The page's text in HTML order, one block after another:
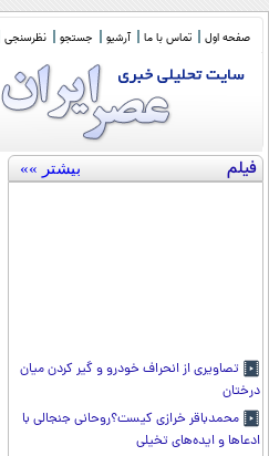
صفحه اول تماس با ما آرشیو جستجو نظرسنجی
فیلم بیشتر »»
تصاویری از انحراف خودرو و گیر کردن میان
درختان
محمدباقر خرازی کیست؟روحانی جنجالی با
ادعاها و ایده‌های تخیلی